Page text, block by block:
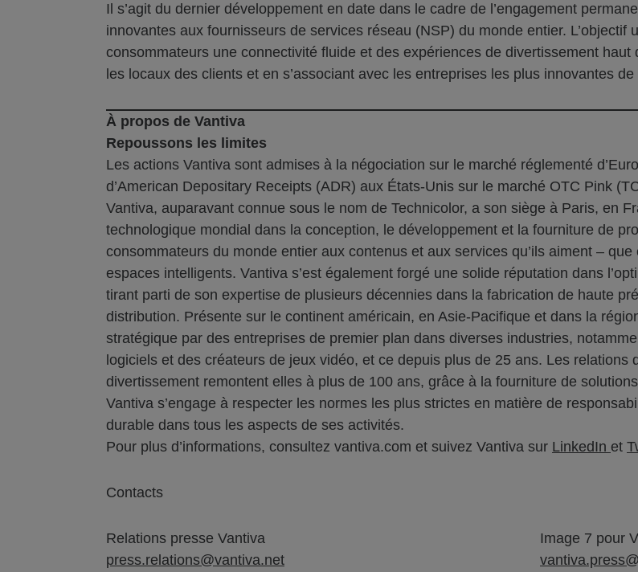
Il s’agit du dernier développement en date dans le cadre de l’engagement
innovantes aux fournisseurs de services réseau (NSP) du monde entier. L’objectif
consommateurs une connectivité fluide et des expériences de divertissement
les locaux des clients et en s’associant avec les entreprises les plus innovantes
À propos de Vantiva
Repoussons les limites
Les actions Vantiva sont admises à la négociation sur le marché réglementé
d’American Depositary Receipts (ADR) aux États-Unis sur le marché OTC Pink
Vantiva, auparavant connue sous le nom de Technicolor, a son siège à Paris, en
technologique mondial dans la conception, le développement et la fourniture de
consommateurs du monde entier aux contenus et aux services qu’ils aiment –
espaces intelligents. Vantiva s’est également forgé une solide réputation dans
tirant parti de son expertise de plusieurs décennies dans la fabrication de haute
distribution. Présente sur le continent américain, en Asie-Pacifique et dans la
stratégique par des entreprises de premier plan dans diverses industries,
logiciels et des créateurs de jeux vidéo, et ce depuis plus de 25 ans. Les relations
divertissement remontent elles à plus de 100 ans, grâce à la fourniture de
Vantiva s’engage à respecter les normes les plus strictes en matière de
durable dans tous les aspects de ses activités.
Pour plus d’informations, consultez vantiva.com et suivez Vantiva sur LinkedIn et
Contacts
Relations presse Vantiva
press.relations@vantiva.net
Image 7 pour